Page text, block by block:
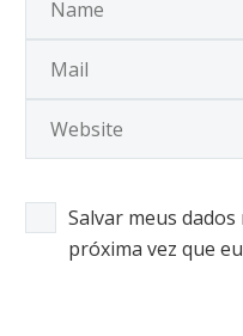
Salvar meus
próxima vez que